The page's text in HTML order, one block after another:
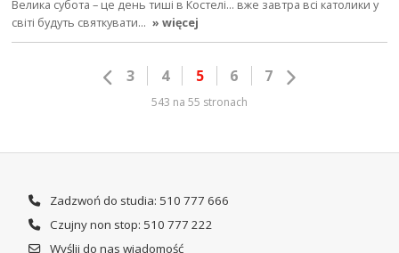
Велика субота – це день тиші в Костелі... вже завтра всі католики у
світі будуть святкувати… » więcej
3 4 5 6 7
543 na 55 stronach
Zadzwoń do studia: 510 777 666
Czujny non stop: 510 777 222
Wyślij do nas wiadomość